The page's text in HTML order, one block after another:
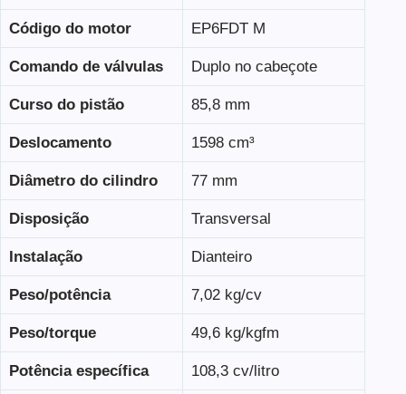
Código do motor EP6FDT M
Comando de válvulas Duplo no cabeçote
Curso do pistão 85,8 mm
Deslocamento 1598 cm³
Diâmetro do cilindro 77 mm
Disposição Transversal
Instalação Dianteiro
Peso/potência 7,02 kg/cv
Peso/torque 49,6 kg/kgfm
Potência específica 108,3 cv/litro